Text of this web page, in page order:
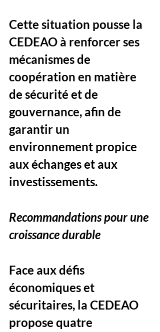
Cette situation pousse la
CEDEAO à renforcer ses
mécanismes de
coopération en matière
de sécurité et de
gouvernance, afin de
garantir un
environnement propice
aux échanges et aux
investissements.
Recommandations pour une
croissance durable
Face aux défis
économiques et
sécuritaires, la CEDEAO
propose quatre